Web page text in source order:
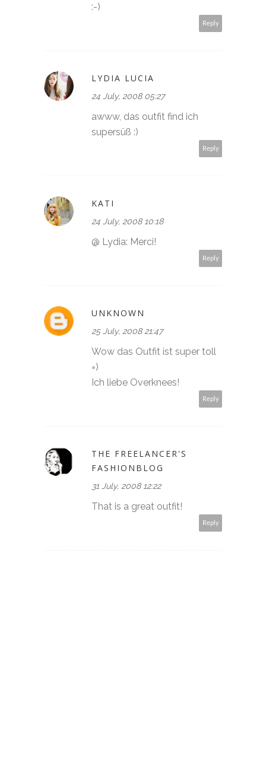
:-)
Reply
LYDIA LUCIA
24 July, 2008 05:27
awww, das outfit find ich
supersüß :)
Reply
KATI
24 July, 2008 10:18
@ Lydia: Merci!
Reply
UNKNOWN
25 July, 2008 21:47
Wow das Outfit ist super toll
=)
Ich liebe Overknees!
Reply
THE FREELANCER'S
FASHIONBLOG
31 July, 2008 12:22
That is a great outfit!
Reply